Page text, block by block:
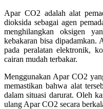
Apar CO2 adalah alat
dioksida sebagai agen
menghilangkan oksigen
kebakaran bisa dipadamkan.
pada peralatan elektronik,
cairan mudah terbakar.
Menggunakan Apar CO2
memastikan bahwa alat
dalam situasi darurat. Oleh
ulang Apar CO2 secara